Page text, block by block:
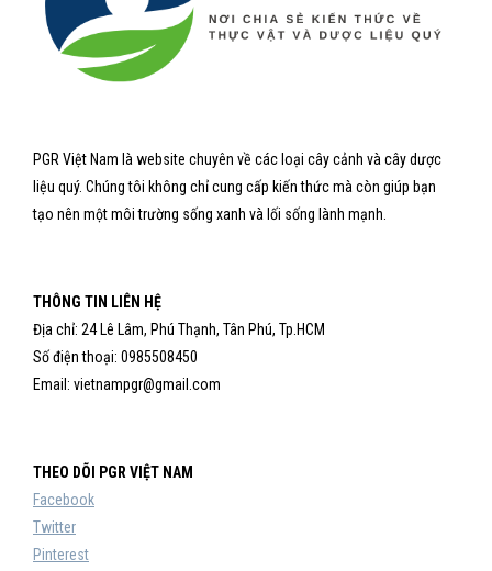
PGR Việt Nam là website chuyên về các loại cây cảnh và cây dược
liệu quý. Chúng tôi không chỉ cung cấp kiến thức mà còn giúp bạn
tạo nên một môi trường sống xanh và lối sống lành mạnh.
THÔNG TIN LIÊN HỆ
Địa chỉ: 24 Lê Lâm, Phú Thạnh, Tân Phú, Tp.HCM
Số điện thoại: 0985508450
Email: vietnampgr@gmail.com
THEO DÕI PGR VIỆT NAM
Facebook
Twitter
Pinterest